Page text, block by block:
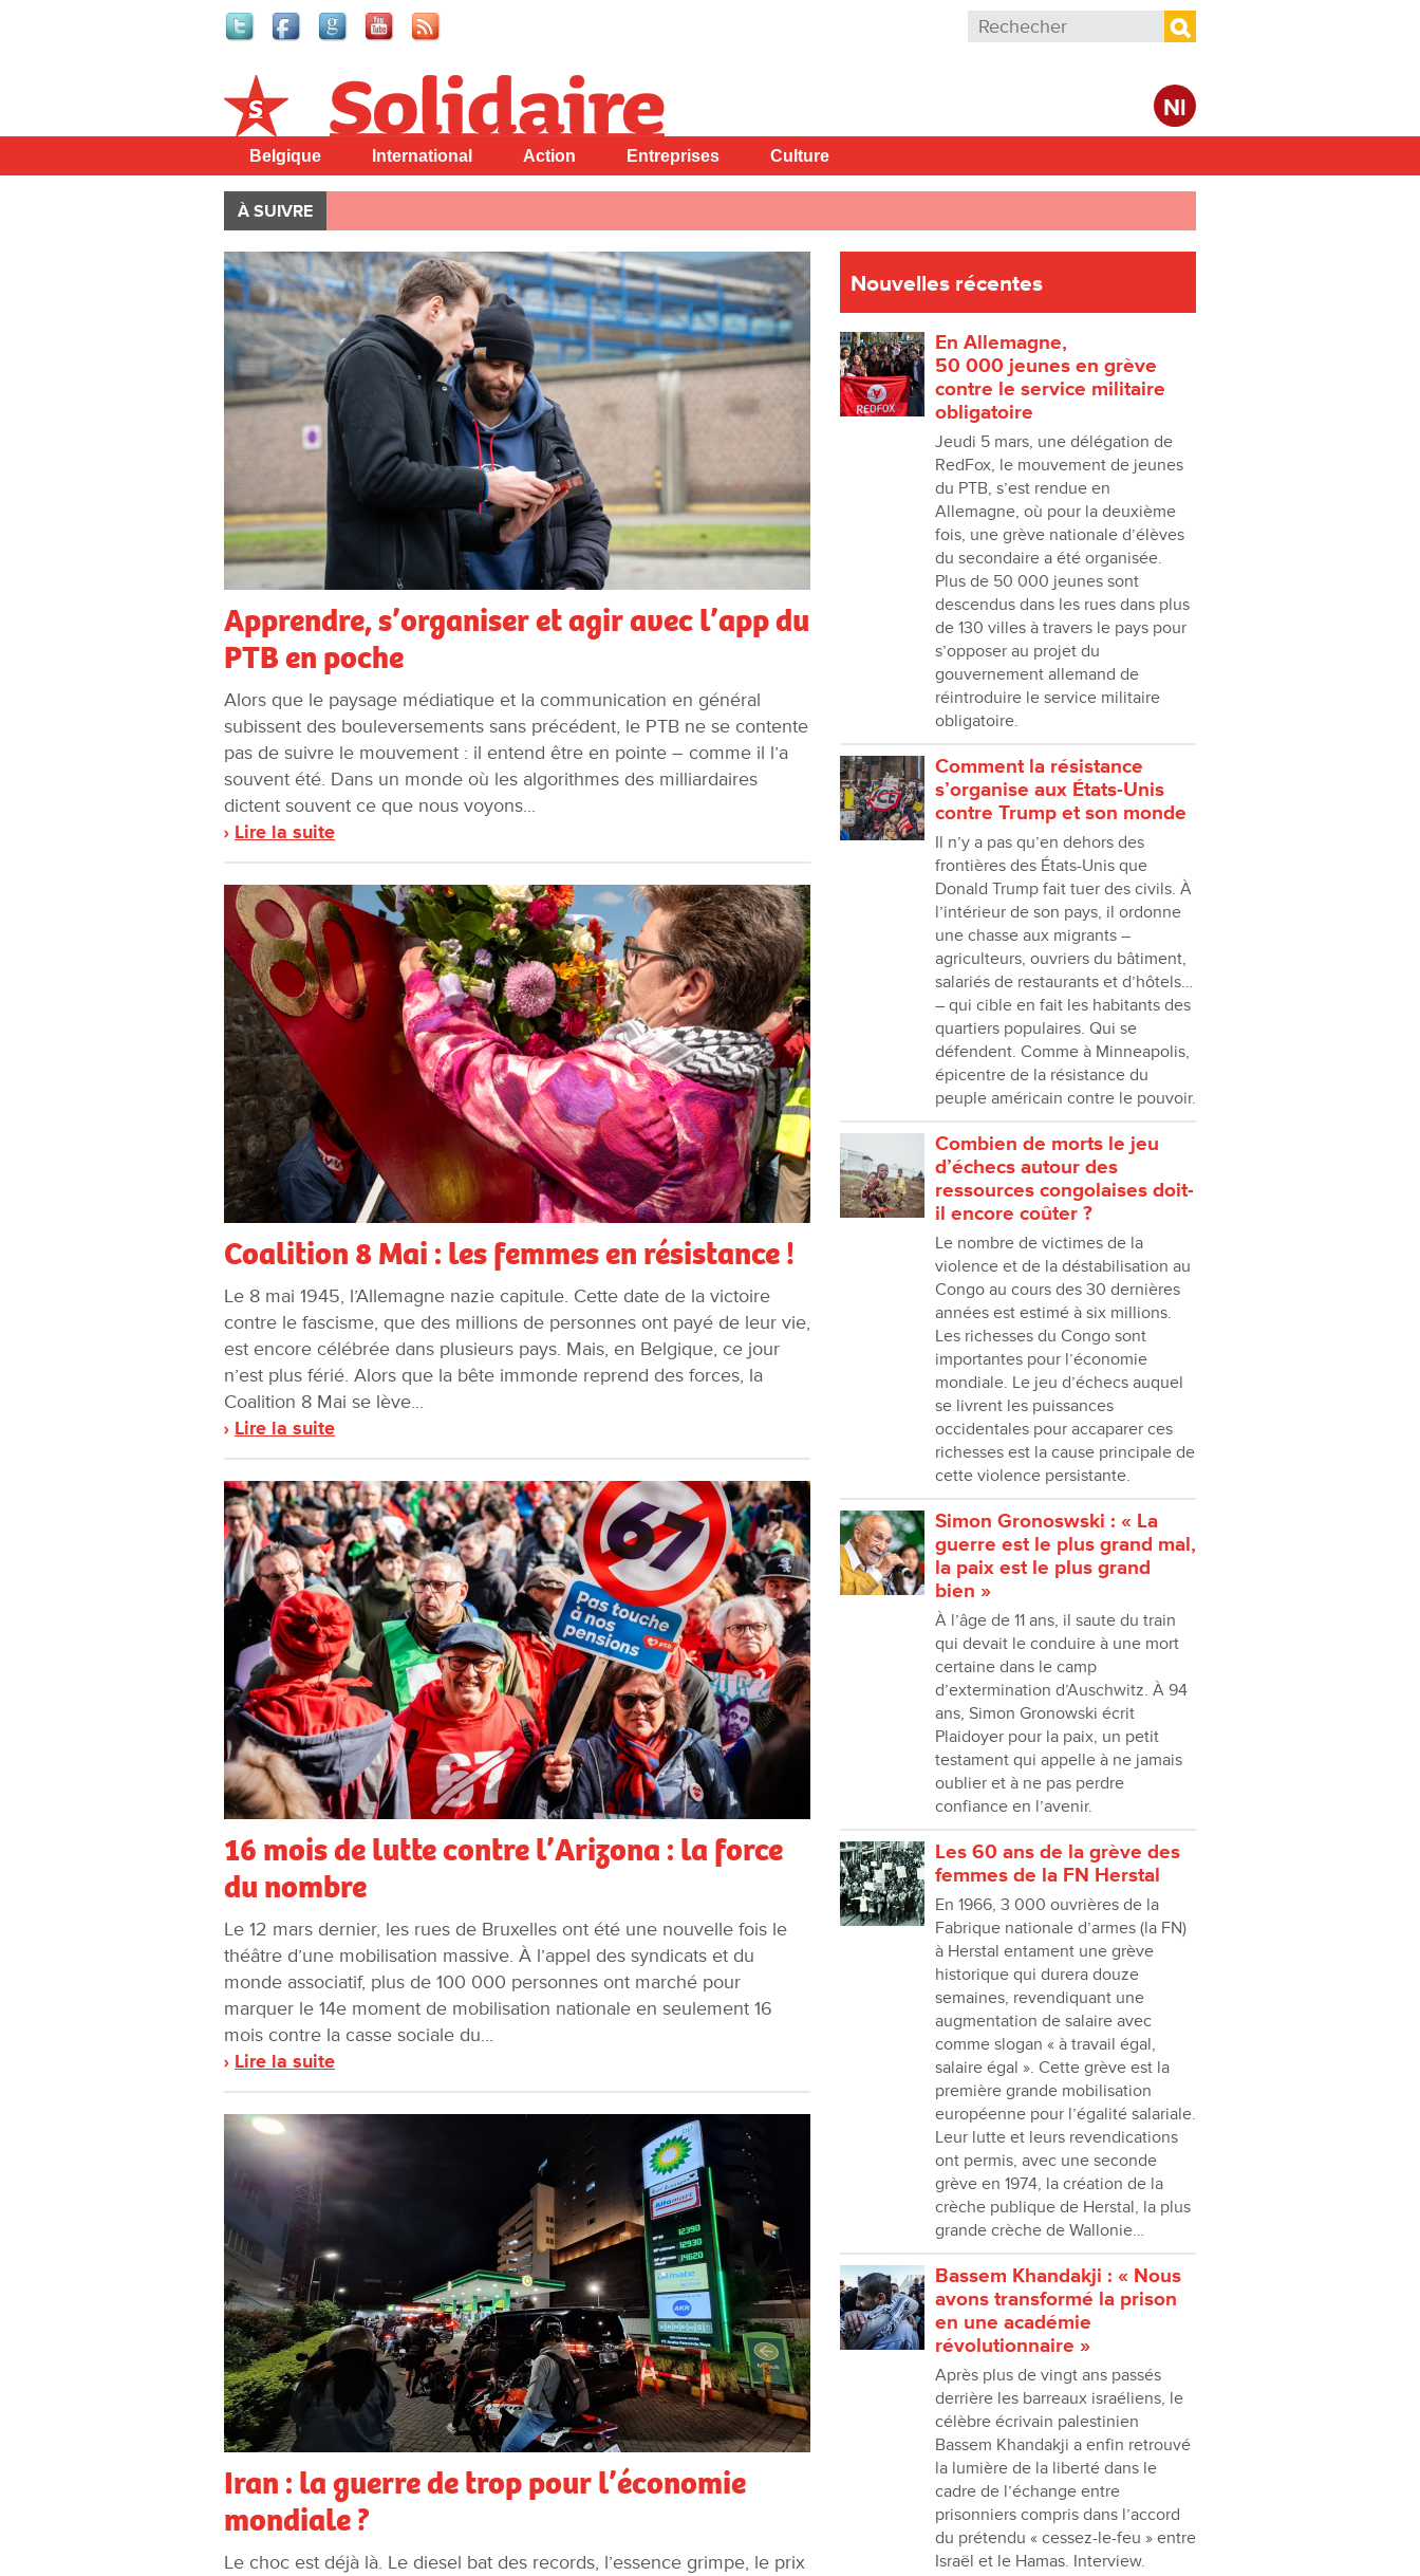
Formulaire de recherche
Rechercher
Nl
Solidaire
Belgique International Action Entreprises Culture
À SUIVRE
Apprendre, s’organiser et agir avec l’app du
PTB en poche
Alors que le paysage médiatique et la communication en général
subissent des bouleversements sans précédent, le PTB ne se contente
pas de suivre le mouvement : il entend être en pointe – comme il l’a
souvent été. Dans un monde où les algorithmes des milliardaires
dictent souvent ce que nous voyons...
Lire la suite
Coalition 8 Mai : les femmes en résistance !
Le 8 mai 1945, l’Allemagne nazie capitule. Cette date de la victoire
contre le fascisme, que des millions de personnes ont payé de leur vie,
est encore célébrée dans plusieurs pays. Mais, en Belgique, ce jour
n’est plus férié. Alors que la bête immonde reprend des forces, la
Coalition 8 Mai se lève...
Lire la suite
16 mois de lutte contre l’Arizona : la force
du nombre
Le 12 mars dernier, les rues de Bruxelles ont été une nouvelle fois le
théâtre d’une mobilisation massive. À l’appel des syndicats et du
monde associatif, plus de 100 000 personnes ont marché pour
marquer le 14e moment de mobilisation nationale en seulement 16
mois contre la casse sociale du...
Lire la suite
Iran : la guerre de trop pour l’économie
mondiale ?
Le choc est déjà là. Le diesel bat des records, l’essence grimpe, le prix
Nouvelles récentes
En Allemagne,
50 000 jeunes en grève
contre le service militaire
obligatoire
Jeudi 5 mars, une délégation de
RedFox, le mouvement de jeunes
du PTB, s’est rendue en
Allemagne, où pour la deuxième
fois, une grève nationale d’élèves
du secondaire a été organisée.
Plus de 50 000 jeunes sont
descendus dans les rues dans plus
de 130 villes à travers le pays pour
s’opposer au projet du
gouvernement allemand de
réintroduire le service militaire
obligatoire.
Comment la résistance
s’organise aux États-Unis
contre Trump et son monde
Il n’y a pas qu’en dehors des
frontières des États-Unis que
Donald Trump fait tuer des civils. À
l’intérieur de son pays, il ordonne
une chasse aux migrants –
agriculteurs, ouvriers du bâtiment,
salariés de restaurants et d’hôtels…
– qui cible en fait les habitants des
quartiers populaires. Qui se
défendent. Comme à Minneapolis,
épicentre de la résistance du
peuple américain contre le pouvoir.
Combien de morts le jeu
d’échecs autour des
ressources congolaises doit-
il encore coûter ?
Le nombre de victimes de la
violence et de la déstabilisation au
Congo au cours des 30 dernières
années est estimé à six millions.
Les richesses du Congo sont
importantes pour l’économie
mondiale. Le jeu d’échecs auquel
se livrent les puissances
occidentales pour accaparer ces
richesses est la cause principale de
cette violence persistante.
Simon Gronoswski : « La
guerre est le plus grand mal,
la paix est le plus grand
bien »
À l’âge de 11 ans, il saute du train
qui devait le conduire à une mort
certaine dans le camp
d’extermination d’Auschwitz. À 94
ans, Simon Gronowski écrit
Plaidoyer pour la paix, un petit
testament qui appelle à ne jamais
oublier et à ne pas perdre
confiance en l’avenir.
Les 60 ans de la grève des
femmes de la FN Herstal
En 1966, 3 000 ouvrières de la
Fabrique nationale d’armes (la FN)
à Herstal entament une grève
historique qui durera douze
semaines, revendiquant une
augmentation de salaire avec
comme slogan « à travail égal,
salaire égal ». Cette grève est la
première grande mobilisation
européenne pour l’égalité salariale.
Leur lutte et leurs revendications
ont permis, avec une seconde
grève en 1974, la création de la
crèche publique de Herstal, la plus
grande crèche de Wallonie…
Bassem Khandakji : « Nous
avons transformé la prison
en une académie
révolutionnaire »
Après plus de vingt ans passés
derrière les barreaux israéliens, le
célèbre écrivain palestinien
Bassem Khandakji a enfin retrouvé
la lumière de la liberté dans le
cadre de l’échange entre
prisonniers compris dans l’accord
du prétendu « cessez-le-feu » entre
Israël et le Hamas. Interview.